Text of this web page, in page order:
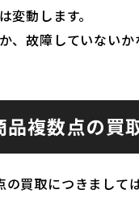
変動します。
、故障していない
複数点の買
買取につきまして